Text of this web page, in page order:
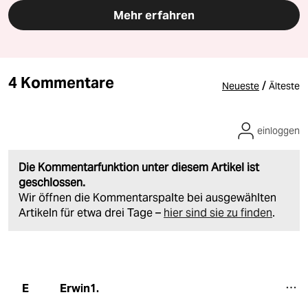
Mehr erfahren
4 Kommentare Neueste / Älteste
Die Kommentarfunktion unter diesem Artikel ist
geschlossen.
Wir öffnen die Kommentarspalte bei ausgewählten
Artikeln für etwa drei Tage – hier sind sie zu finden.
einloggen
E Erwin1.